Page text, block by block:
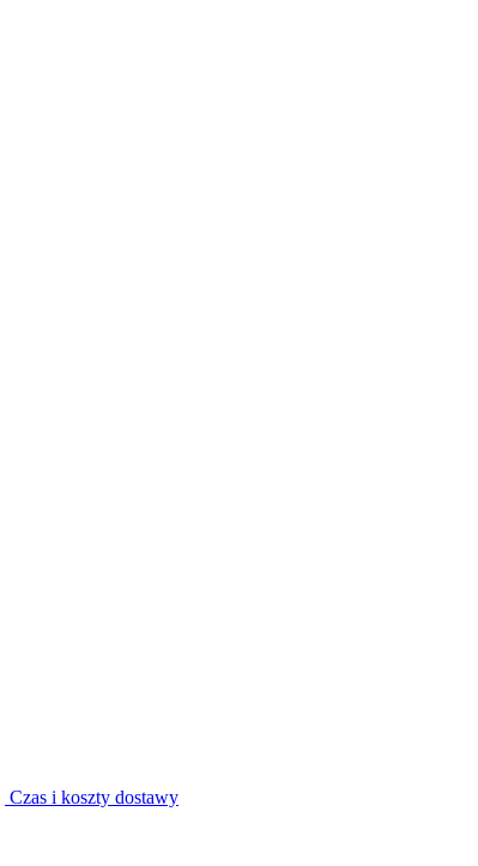
Czas i koszty dostawy